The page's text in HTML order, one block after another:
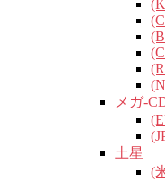
メガ-
土星
(